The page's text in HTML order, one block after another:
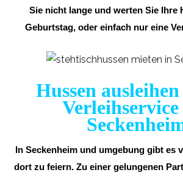
Sie nicht lange und werten Sie Ihre
Geburtstag, oder einfach nur eine
Hussen
Verleihservice
In Seckenheim und umgebung gibt es
dort zu feiern. Zu einer gelungenen